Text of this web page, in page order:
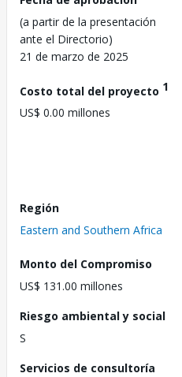
(a partir de la presentación
ante el Directorio)
21 de marzo de 2025
Costo total del proyecto 1
US$ 0.00 millones
Región
Eastern and Southern Africa
Monto del Compromiso
US$ 131.00 millones
Riesgo ambiental y social
S
Servicios de consultoría